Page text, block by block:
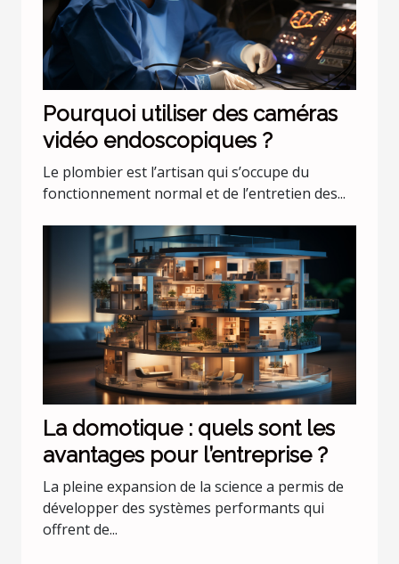
Pourquoi utiliser des caméras
vidéo endoscopiques ?
Le plombier est l’artisan qui s’occupe du
fonctionnement normal et de l’entretien des...
La domotique : quels sont les
avantages pour l’entreprise ?
La pleine expansion de la science a permis de
développer des systèmes performants qui
offrent de...